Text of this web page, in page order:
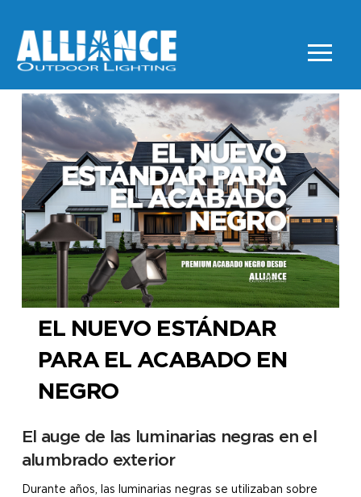
EL NUEVO ESTÁNDAR
PARA EL ACABADO EN
NEGRO
El auge de las luminarias negras en el
alumbrado exterior
Durante años, las luminarias negras se utilizaban sobre